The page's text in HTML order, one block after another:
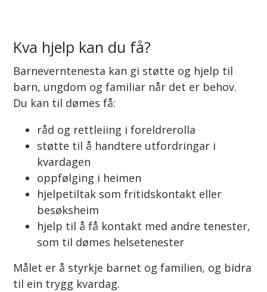
Kva hjelp kan du få?
Barneverntenesta kan gi støtte og hjelp til
barn, ungdom og familiar når det er behov.
Du kan til dømes få:
råd og rettleiing i foreldrerolla
støtte til å handtere utfordringar i
kvardagen
oppfølging i heimen
hjelpetiltak som fritidskontakt eller
besøksheim
hjelp til å få kontakt med andre tenester,
som til dømes helsetenester
Målet er å styrkje barnet og familien, og bidra
til ein trygg kvardag.